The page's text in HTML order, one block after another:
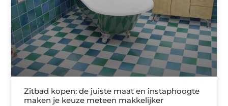
Zitbad kopen: de juiste maat en instaphoogte
maken je keuze meteen makkelijker